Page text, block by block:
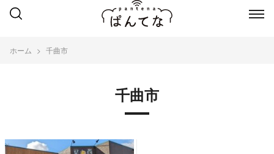
ホーム 千曲市
千曲市